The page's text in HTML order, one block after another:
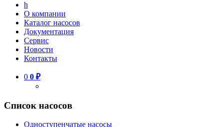
h
О компании
Каталог насосов
Документация
Сервис
Новости
Контакты
0 0 ₽
Список насосов
Одноступенчатые насосы